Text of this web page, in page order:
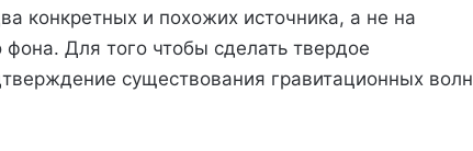
конкретных и похожих источника, а не на
Для того чтобы сделать твердое
существования гравитационных волн